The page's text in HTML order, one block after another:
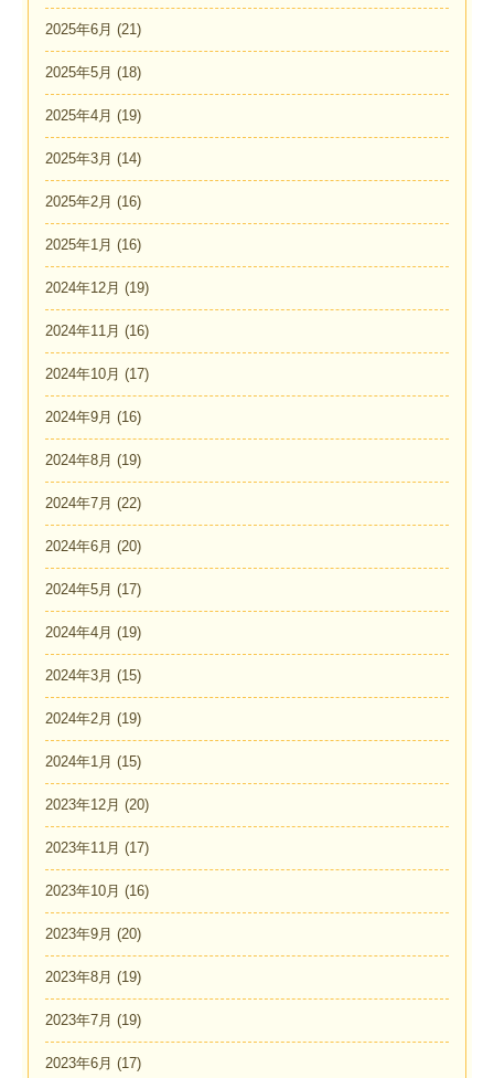
2025年6月 (21)
2025年5月 (18)
2025年4月 (19)
2025年3月 (14)
2025年2月 (16)
2025年1月 (16)
2024年12月 (19)
2024年11月 (16)
2024年10月 (17)
2024年9月 (16)
2024年8月 (19)
2024年7月 (22)
2024年6月 (20)
2024年5月 (17)
2024年4月 (19)
2024年3月 (15)
2024年2月 (19)
2024年1月 (15)
2023年12月 (20)
2023年11月 (17)
2023年10月 (16)
2023年9月 (20)
2023年8月 (19)
2023年7月 (19)
2023年6月 (17)